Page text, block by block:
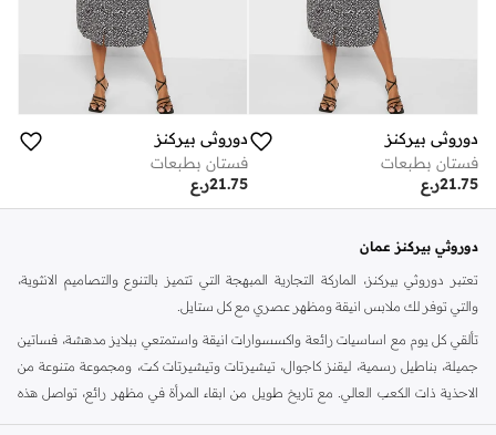
دوروثي بيركنز
فستان بطبعات
ر.ع21.75
دوروثي بيركنز
فستان بطبعات
ر.ع21.75
دوروثي بيركنز عمان
تعتبر دوروثي بيركنز، الماركة التجارية المبهجة التي تتميز بالتنوع والتصاميم الانثوية،
والتي توفر لك ملابس انيقة ومظهر عصري مع كل ستايل.
تألقي كل يوم مع اساسيات رائعة واكسسوارات انيقة واستمتعي ببلايز مدهشة، فساتين
جميلة، بناطيل رسمية، ليقنز كاجوال، تيشيرتات وتيشيرتات كت، ومجموعة متنوعة من
الاحذية ذات الكعب العالي. مع تاريخ طويل من ابقاء المرأة في مظهر رائع، تواصل هذه